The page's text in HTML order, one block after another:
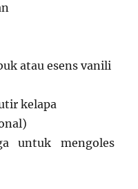
atau esens vanili
kelapa
untuk mengoles